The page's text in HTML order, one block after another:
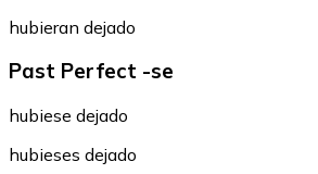
hubieran dejado
Past Perfect -se
hubiese dejado
hubieses dejado